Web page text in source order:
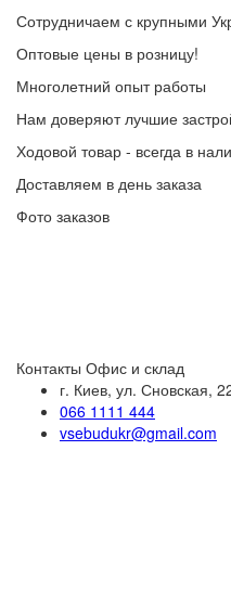
Сотрудничаем с крупными
Оптовые цены в розницу!
Многолетний опыт работы
Нам доверяют лучшие
Ходовой товар - всегда в
Доставляем в день заказа
Фото заказов
Контакты Офис и склад
г. Киев, ул. Сновская,
066 1111 444
vsebudukr@gmail.com